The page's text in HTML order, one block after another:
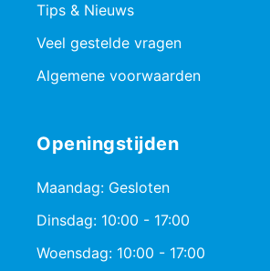
Tips & Nieuws
Veel gestelde vragen
Algemene voorwaarden
Openingstijden
Maandag: Gesloten
Dinsdag: 10:00 - 17:00
Woensdag: 10:00 - 17:00